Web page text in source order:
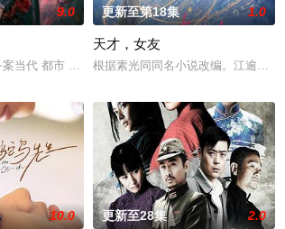
和解的“无用之人”；共享同一具躯体的人格“刮刮乐
9.0
当代 都市 海南越酷文化传媒有限公司
更新至第18集 1.0
天才，女友
根据素光同同名小说改编。江逾白
10.0 更新至28集 2.0